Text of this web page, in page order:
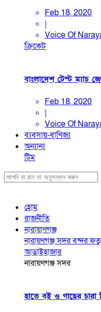
Feb 18, 2020
|
Voice Of
ক্রিকেট
বাংলাদেশ টেস্ট ম্যাচ
Feb 18, 2020
|
Voice Of
ব্যবসায়-বাণিজ্য
অন্যান্য
টিম
হোম
রাজনীতি
নারায়াণগঞ্জ
নারায়ণগঞ্জ সদরবন্দর
আড়াইহাজার
নারায়ণগঞ্জ সদর
হাতে বই ও গাছের চারা